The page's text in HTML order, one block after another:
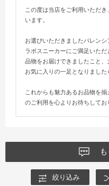
この度は当店をご利用いただ
います。
お選びいただきましたバレン
ラボスニーカーにご満足いた
品物をお届けできましたこと、
お気に入りの一足となりました
これからも魅力あるお品物を
のご利用を心よりお待ちしてお
絞り込み